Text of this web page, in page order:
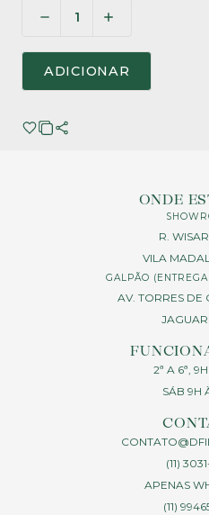
ADICIONAR
ONDE
R.
VILA
GALPÃO
AV. TORRES DE
2ª A 6ª,
SÁB 9H
(11)
APENAS
(11)